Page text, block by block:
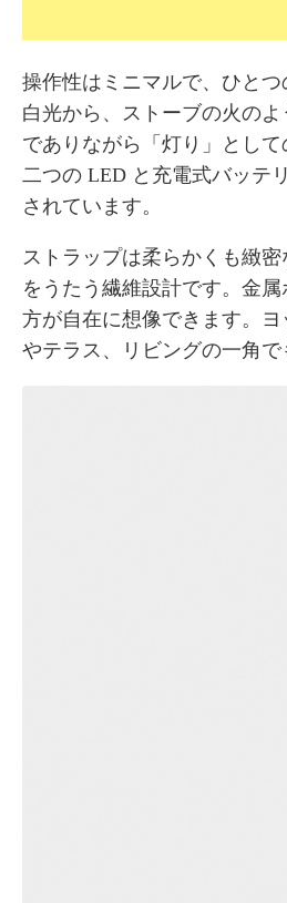
操作性はミニマルで、ひと
白光から、ストーブの火の
でありながら「灯り」とし
二つの LED と充電式バッテ
されています。
ストラップは柔らかくも緻
をうたう繊維設計です。金
方が自在に想像できます。
やテラス、リビングの一角で